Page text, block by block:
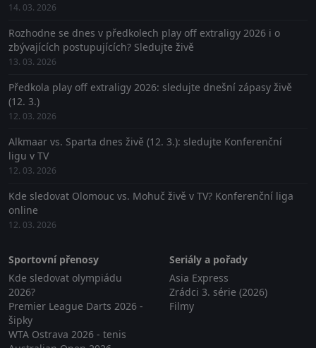
14. 03. 2026
Rozhodne se dnes v předkolech play off extraligy 2026 i o
zbývajících postupujících? Sledujte živě
13. 03. 2026
Předkola play off extraligy 2026: sledujte dnešní zápasy živě
(12. 3.)
12. 03. 2026
Alkmaar vs. Sparta dnes živě (12. 3.): sledujte Konferenční
ligu v TV
12. 03. 2026
Kde sledovat Olomouc vs. Mohuč živě v TV? Konferenční liga
online
12. 03. 2026
Sportovní přenosy
Kde sledovat olympiádu
2026?
Premier League Darts 2026 -
šipky
WTA Ostrava 2026 - tenis
Seriály a pořady
Asia Express
Zrádci 3. série (2026)
Filmy